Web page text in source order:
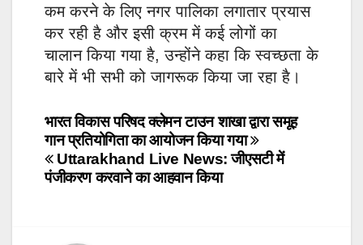
कम करने के लिए नगर पालिका लगातार प्रयास
कर रही है और इसी क्रम में कई लोगों का
चालान किया गया है, उन्होंने कहा कि स्वच्छता के
बारे में भी सभी को जागरूक किया जा रहा है।
Post
navigation
भारत विकास परिषद क्लेमन टाउन शाखा द्वारा समूह
गान प्रतियोगिता का आयोजन किया गया
Uttarakhand Live News: जीएसटी में
पंजीकरण करवाने का आहवान किया